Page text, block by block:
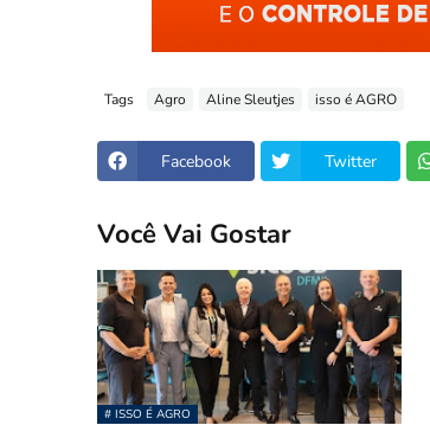
Tags Agro Aline Sleutjes isso é AGRO
Facebook Twitter
Você Vai Gostar
# ISSO É AGRO